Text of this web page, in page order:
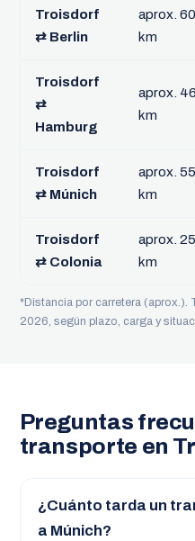
Troisdorf
⇄ Berlin
aprox.
km
Troisdorf
⇄
Hamburg
aprox.
km
Troisdorf
⇄ Múnich
aprox.
km
Troisdorf
⇄ Colonia
aprox. 25
km
*Distancia por carretera (aprox.).
2026, según plazo, carga y
Preguntas
transporte en
¿Cuánto tarda un
a Múnich?